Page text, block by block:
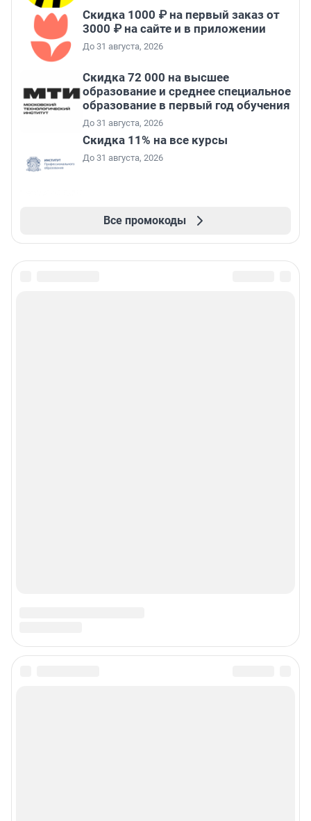
Скидка 1000 ₽ на первый заказ от
3000 ₽ на сайте и в приложении
До 31 августа, 2026
Скидка 72 000 на высшее
образование и среднее специальное
образование в первый год обучения
До 31 августа, 2026
Скидка 11% на все курсы
До 31 августа, 2026
Все промокоды